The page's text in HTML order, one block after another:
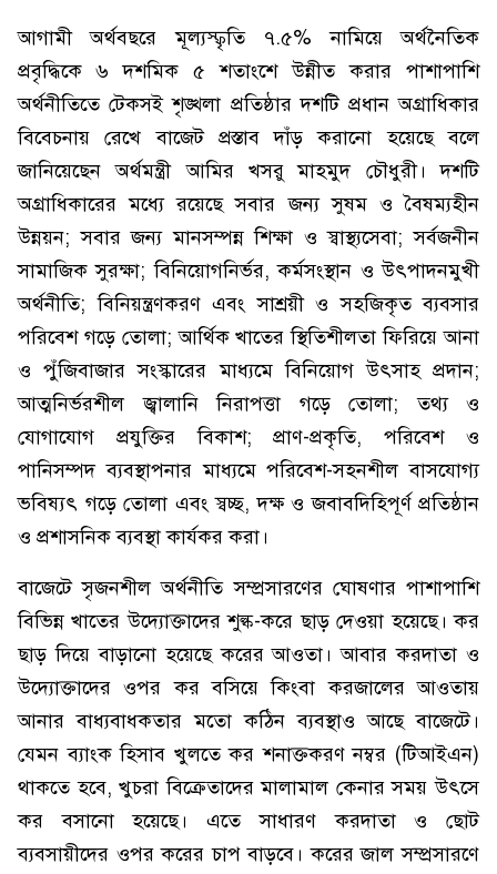
আগামী অর্থবছরে মূল্যস্ফৃতি ৭.৫% নামিয়ে অর্থনৈতিক
প্রবৃদ্ধিকে ৬ দশমিক ৫ শতাংশে উন্নীত করার পাশাপাশি
অর্থনীতিতে টেকসই শৃঙ্খলা প্রতিষ্ঠার দশটি প্রধান অগ্রাধিকার
বিবেচনায় রেখে বাজেট প্রস্তাব দাঁড় করানো হয়েছে বলে
জানিয়েছেন অর্থমন্ত্রী আমির খসরু মাহমুদ চৌধুরী। দশটি
অগ্রাধিকারের মধ্যে রয়েছে সবার জন্য সুষম ও বৈষম্যহীন
উন্নয়ন; সবার জন্য মানসম্পন্ন শিক্ষা ও স্বাস্থ্যসেবা; সর্বজনীন
সামাজিক সুরক্ষা; বিনিয়োগনির্ভর, কর্মসংস্থান ও উৎপাদনমুখী
অর্থনীতি; বিনিয়ন্ত্রণকরণ এবং সাশ্রয়ী ও সহজিকৃত ব্যবসার
পরিবেশ গড়ে তোলা; আর্থিক খাতের স্থিতিশীলতা ফিরিয়ে আনা
ও পুঁজিবাজার সংস্কারের মাধ্যমে বিনিয়োগ উৎসাহ প্রদান;
আত্মনির্ভরশীল জ্বালানি নিরাপত্তা গড়ে তোলা; তথ্য ও
যোগাযোগ প্রযুক্তির বিকাশ; প্রাণ-প্রকৃতি, পরিবেশ ও
পানিসম্পদ ব্যবস্থাপনার মাধ্যমে পরিবেশ-সহনশীল বাসযোগ্য
ভবিষ্যৎ গড়ে তোলা এবং স্বচ্ছ, দক্ষ ও জবাবদিহিপূর্ণ প্রতিষ্ঠান
ও প্রশাসনিক ব্যবস্থা কার্যকর করা।
বাজেটে সৃজনশীল অর্থনীতি সম্প্রসারণের ঘোষণার পাশাপাশি
বিভিন্ন খাতের উদ্যোক্তাদের শুল্ক-করে ছাড় দেওয়া হয়েছে। কর
ছাড় দিয়ে বাড়ানো হয়েছে করের আওতা। আবার করদাতা ও
উদ্যোক্তাদের ওপর কর বসিয়ে কিংবা করজালের আওতায়
আনার বাধ্যবাধকতার মতো কঠিন ব্যবস্থাও আছে বাজেটে।
যেমন ব্যাংক হিসাব খুলতে কর শনাক্তকরণ নম্বর (টিআইএন)
থাকতে হবে, খুচরা বিক্রেতাদের মালামাল কেনার সময় উৎসে
কর বসানো হয়েছে। এতে সাধারণ করদাতা ও ছোট
ব্যবসায়ীদের ওপর করের চাপ বাড়বে। করের জাল সম্প্রসারণে